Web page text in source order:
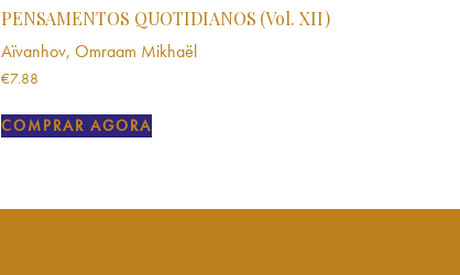
PENSAMENTOS QUOTIDIANOS (Vol. XII)
Aïvanhov, Omraam Mikhaël
€7.88
COMPRAR AGORA